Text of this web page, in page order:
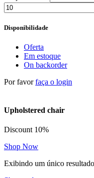
Disponibilidade
Oferta
Em estoque
On backorder
Por favorfaça o login
Upholstered chair
Discount 10%
Shop Now
Exibindo um único resultado